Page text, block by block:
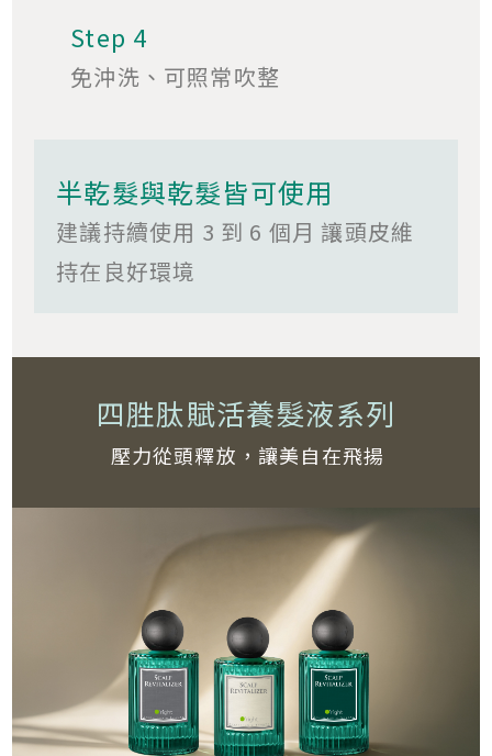
Step 4
免沖洗、可照常吹整
半乾髮與乾髮皆可使用
建議持續使用 3 到 6 個月 讓頭皮維
持在良好環境
四胜肽賦活養髮液系列
壓力從頭釋放，讓美自在飛揚